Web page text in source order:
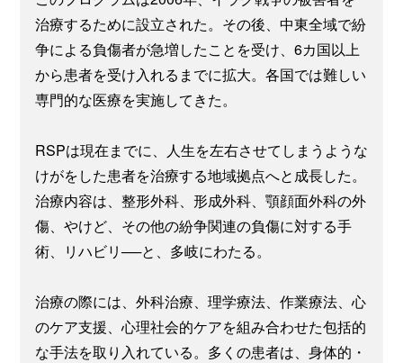
治療するために設立された。その後、中東全域で紛
争による負傷者が急増したことを受け、6カ国以上
から患者を受け入れるまでに拡大。各国では難しい
専門的な医療を実施してきた。
RSPは現在までに、人生を左右させてしまうような
けがをした患者を治療する地域拠点へと成長した。
治療内容は、整形外科、形成外科、顎顔面外科の外
傷、やけど、その他の紛争関連の負傷に対する手
術、リハビリ──と、多岐にわたる。
治療の際には、外科治療、理学療法、作業療法、心
のケア支援、心理社会的ケアを組み合わせた包括的
な手法を取り入れている。多くの患者は、身体的・